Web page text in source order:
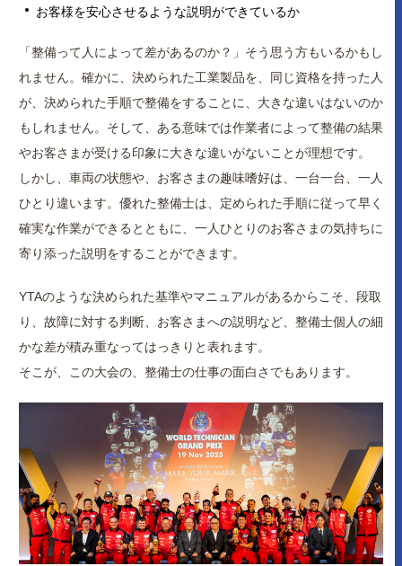
お客様を安心させるような説明ができているか
「整備って人によって差があるのか？」そう思う方もいるかもし
れません。確かに、決められた工業製品を、同じ資格を持った人
が、決められた手順で整備をすることに、大きな違いはないのか
もしれません。そして、ある意味では作業者によって整備の結果
やお客さまが受ける印象に大きな違いがないことが理想です。
しかし、車両の状態や、お客さまの趣味嗜好は、一台一台、一人
ひとり違います。優れた整備士は、定められた手順に従って早く
確実な作業ができるとともに、一人ひとりのお客さまの気持ちに
寄り添った説明をすることができます。
YTAのような決められた基準やマニュアルがあるからこそ、段取
り、故障に対する判断、お客さまへの説明など、整備士個人の細
かな差が積み重なってはっきりと表れます。
そこが、この大会の、整備士の仕事の面白さでもあります。